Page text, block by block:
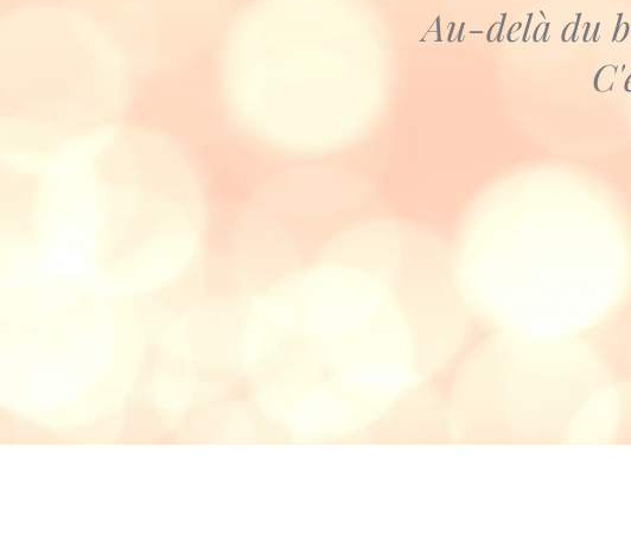
Au-delà du